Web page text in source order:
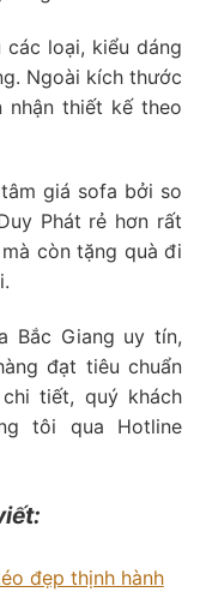
loại, kiểu dáng
Ngoài kích thước
nhận thiết kế theo
giá sofa bởi so
Phát rẻ hơn rất
còn tặng quà đi
Bắc Giang uy tín,
đạt tiêu chuẩn
tiết, quý khách
tôi qua Hotline
đẹp thịnh hành